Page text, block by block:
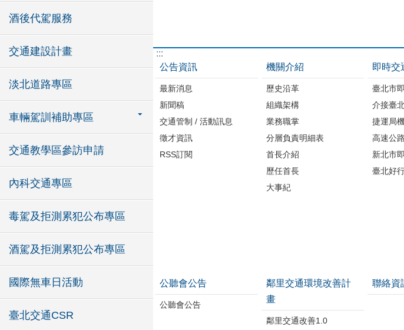
酒後代駕服務
交通建設計畫
淡北道路專區
車輛駕訓補助專區
交通教學區參訪申請
內科交通專區
毒駕及拒測累犯公布專區
酒駕及拒測累犯公布專區
國際無車日活動
臺北交通CSR
:::
公告資訊
最新消息
新聞稿
交通管制 / 活動訊息
徵才資訊
RSS訂閱
機關介紹
歷史沿革
組織架構
業務職掌
分層負責明細表
首長介紹
歷任首長
大事紀
即時交
臺北市
介接臺
捷運局
高速公
新北市
臺北好
公聽會公告
公聽會公告
鄰里交通環境改善計
畫
鄰里交通改善1.0
聯絡資